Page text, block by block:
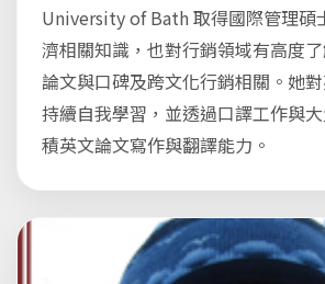
University of Bath 取得國際管理碩
濟相關知識，也對行銷領域有高度
論文與口碑及跨文化行銷相關。她
持續自我學習，並透過口譯工作與
積英文論文寫作與翻譯能力。